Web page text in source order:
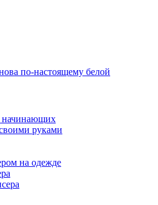
по-настоящему белой
начинающих
руками
на одежде